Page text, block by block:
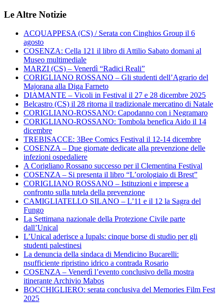
Le Altre Notizie
ACQUAPPESA (CS) / Serata con Cinghios Group il 6
agosto
COSENZA: Cella 121 il libro di Attilio Sabato domani al
Museo multimediale
MARZI (CS) – Venerdì “Radici Reali”
CORIGLIANO ROSSANO – Gli studenti dell’Agrario del
Majorana alla Diga Farneto
DIAMANTE – Vicoli in Festival il 27 e 28 dicembre 2025
Belcastro (CS) il 28 ritorna il tradizionale mercatino di Natale
CORIGLIANO-ROSSANO: Capodanno con i Negramaro
CORIGLIANO-ROSSANO: Tombola benefica Aido il 14
dicembre
TREBISACCE: 3Bee Comics Festival il 12-14 dicembre
COSENZA – Due giornate dedicate alla prevenzione delle
infezioni ospedaliere
A Corigliano Rossano successo per il Clementina Festival
COSENZA – Si presenta il libro “L’orologiaio di Brest”
CORIGLIANO ROSSANO – Istituzioni e imprese a
confronto sulla tutela della prevenzione
CAMIGLIATELLO SILANO – L’11 e il 12 la Sagra del
Fungo
La Settimana nazionale della Protezione Civile parte
dall’Unical
L’Unical aderisce a Iupals: cinque borse di studio per gli
studenti palestinesi
La denuncia della sindaca di Mendicino Bucarelli:
nsufficiente ripristino idrico a contrada Rosario
COSENZA – Venerdì l’evento conclusivo della mostra
itinerante Archivio Mabos
BOCCHIGLIERO: serata conclusiva del Memories Film Fest
2025